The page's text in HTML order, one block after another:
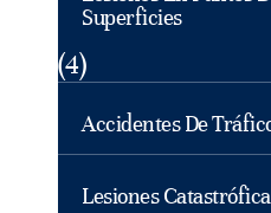
Superficies
(4)
Accidentes De
Lesiones